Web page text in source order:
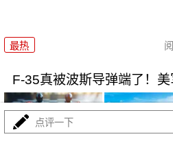
最热
F-35真被波斯导弹端了！
点评一下